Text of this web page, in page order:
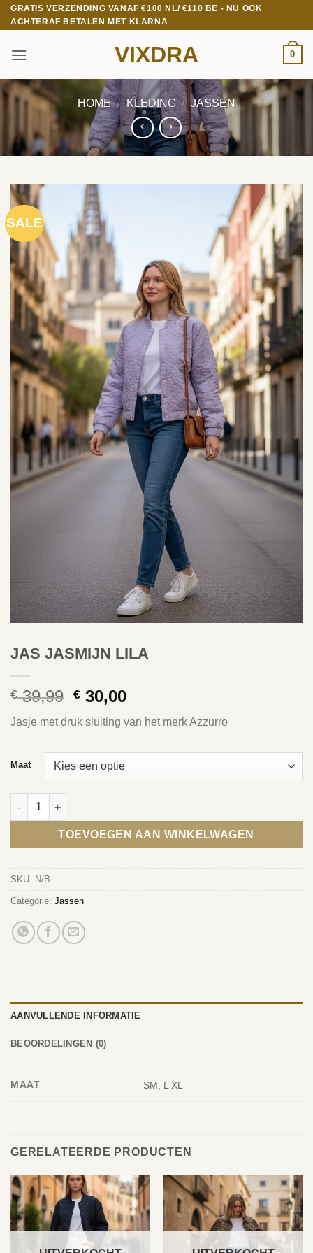
Ga
naar
GRATIS VERZENDING VANAF €100 NL/ €110 BE - NU OOK
ACHTERAF BETALEN MET KLARNA
VIXDRA 0
HOME / KLEDING / JASSEN
SALE
JAS JASMIJN LILA
€39,99 Oorspronkelijke
was:
€ 30,00Huidige
is:
Jasje met druk sluiting van het merk Azzurro
Maat
JAS JASMIJN LILA aantal
TOEVOEGEN AAN WINKELWAGEN
SKU: N/B
Categorie: Jassen
AANVULLENDE INFORMATIE
BEOORDELINGEN (0)
MAAT SM, L XL
GERELATEERDE PRODUCTEN